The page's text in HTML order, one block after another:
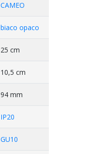
CAMEO
biaco opaco
25 cm
10,5 cm
94 mm
IP20
GU10